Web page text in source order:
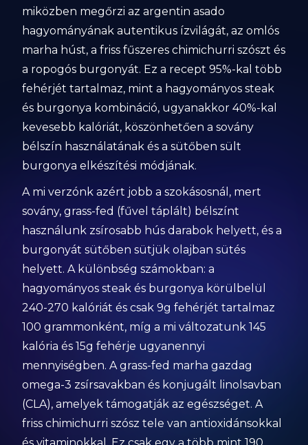
miközben megőrzi az argentin asado
hagyományának autentikus ízvilágát, az omlós
marha húst, a friss fűszeres chimichurri szószt és
a ropogós burgonyát. Ez a recept 95%-kal több
fehérjét tartalmaz, mint a hagyományos steak
és burgonya kombináció, ugyanakkor 40%-kal
kevesebb kalóriát, köszönhetően a sovány
bélszín használatának és a sütőben sült
burgonya elkészítési módjának.
A mi verzónk azért jobb a szokásosnál, mert
sovány, grass-fed (fűvel táplált) bélszínt
használunk zsírosabb hús darabok helyett, és a
burgonyát sütőben sütjük olajban sütés
helyett. A különbség számokban: a
hagyományos steak és burgonya körülbelül
240-270 kalóriát és csak 9g fehérjét tartalmaz
100 grammonként, míg a mi változatunk 145
kalória és 15g fehérje ugyanennyi
mennyiségben. A grass-fed marha gazdag
omega-3 zsírsavakban és konjugált linolsavban
(CLA), amelyek támogatják az egészséget. A
friss chimichurri szósz tele van antioxidánsokkal